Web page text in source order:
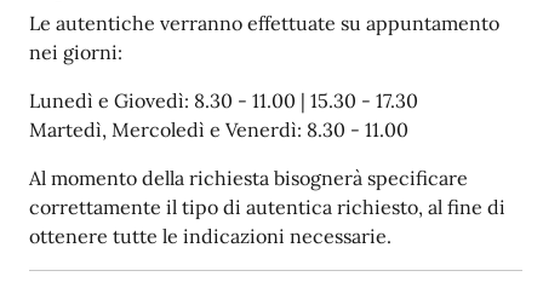
Le autentiche verranno effettuate su appuntamento
nei giorni:
Lunedì e Giovedì: 8.30 - 11.00 | 15.30 - 17.30
Martedì, Mercoledì e Venerdì: 8.30 - 11.00
Al momento della richiesta bisognerà specificare
correttamente il tipo di autentica richiesto, al fine di
ottenere tutte le indicazioni necessarie.